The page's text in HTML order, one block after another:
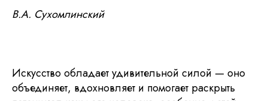
В.А. Сухомлинский
Искусство обладает удивительной силой — оно
объединяет, вдохновляет и помогает раскрыть